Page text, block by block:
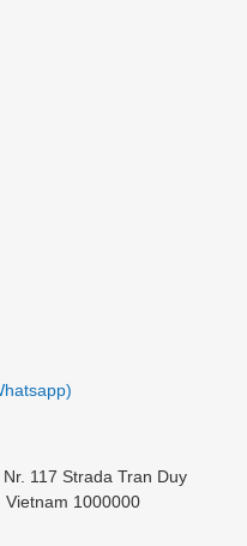
117 Strada Tran Duy
Vietnam 1000000